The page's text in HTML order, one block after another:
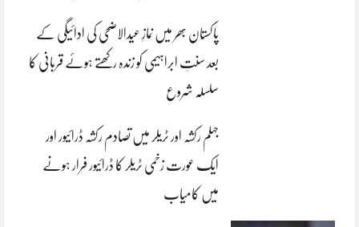
پاکستان بھر میں نمازِ عیدالاضحی کی ادائیگی کے
بعد سنتِ ابراہیمی کو زندہ رکھتے ہوئے قربانی کا
سلسلہ شروع
جہلم رکشہ اور ٹریلر میں تصادم رکشہ ڈرائیور اور
ایک عورت زخمی ٹریلر کا ڈرائیور فرار ہونے
میں کامیاب